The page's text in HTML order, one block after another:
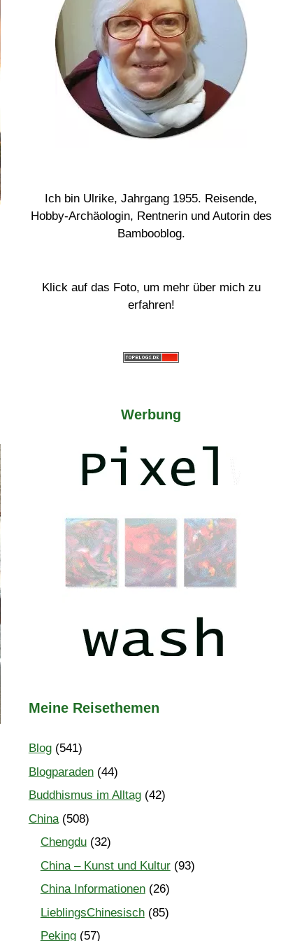
Ich bin Ulrike, Jahrgang 1955. Reisende,
Hobby-Archäologin, Rentnerin und Autorin des
Bambooblog.
Klick auf das Foto, um mehr über mich zu
erfahren!
Werbung
Meine Reisethemen
Blog(541)
Blogparaden(44)
Buddhismus im Alltag(42)
China(508)
Chengdu(32)
China – Kunst und Kultur(93)
China Informationen(26)
LieblingsChinesisch(85)
Peking(57)